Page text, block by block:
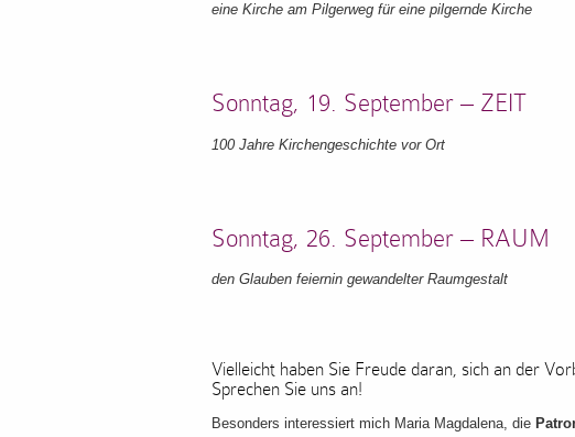
eine Kirche am Pilgerweg für eine pilgernde Kirche
Sonntag, 19. September – ZEIT
100 Jahre Kirchengeschichte vor Ort
Sonntag, 26. September – RAUM
den Glauben feiernin gewandelter Raumgestalt
Vielleicht haben Sie Freude daran, sich an der
Sprechen Sie uns an!
Besonders interessiert mich Maria Magdalena, die